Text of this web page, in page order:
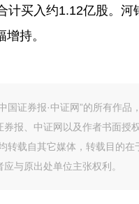
计买入约1.12亿股。
持。
国证券报·中证网”的所有作
报、中证网以及作者书面
转载自其它媒体，转载目的
与原出处单位主张权利。